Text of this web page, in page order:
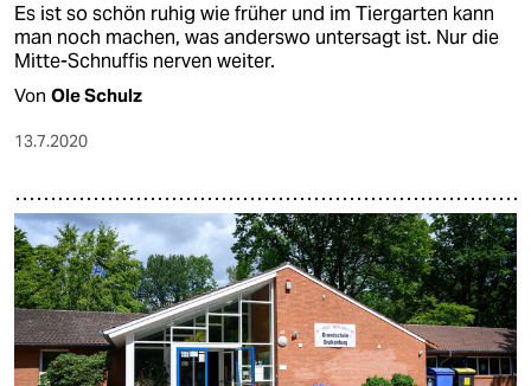
Es ist so schön ruhig wie früher und im Tiergarten kann
man noch machen, was anderswo untersagt ist. Nur die
Mitte-Schnuffis nerven weiter.
Von Ole Schulz
13.7.2020